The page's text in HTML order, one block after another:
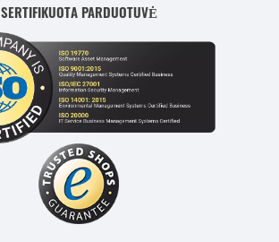
SERTIFIKUOTA PARDUOTUVĖ